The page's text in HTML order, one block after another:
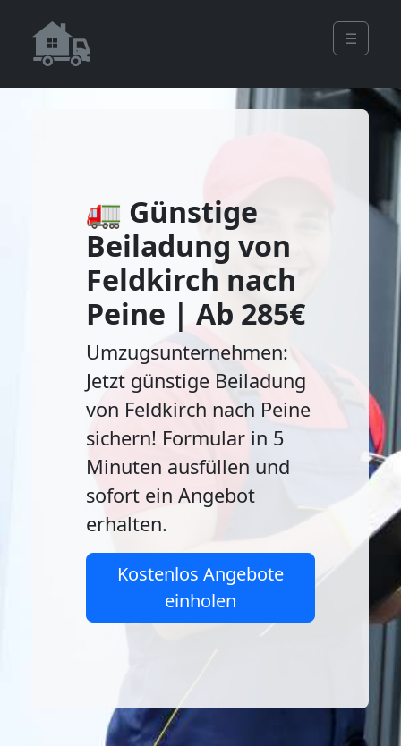
☰
🚛 Günstige
Beiladung von
Feldkirch nach
Peine | Ab 285€
Umzugsunternehmen:
Jetzt günstige Beiladung
von Feldkirch nach Peine
sichern! Formular in 5
Minuten ausfüllen und
sofort ein Angebot
erhalten.
Kostenlos Angebote
einholen